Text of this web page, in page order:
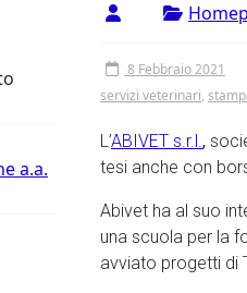
8 Febbraio 2021
servizi veterinari,
L’ABIVET s.r.l.,
tesi anche con
Abivet ha al suo
una scuola per la
avviato progetti di
a.a.